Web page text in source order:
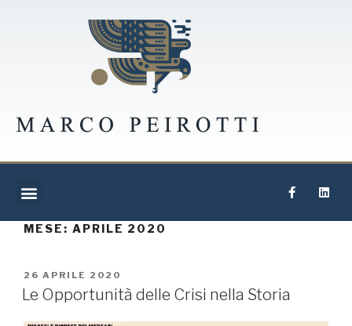
MESE: APRILE 2020
26 APRILE 2020
Le Opportunità delle Crisi nella Storia